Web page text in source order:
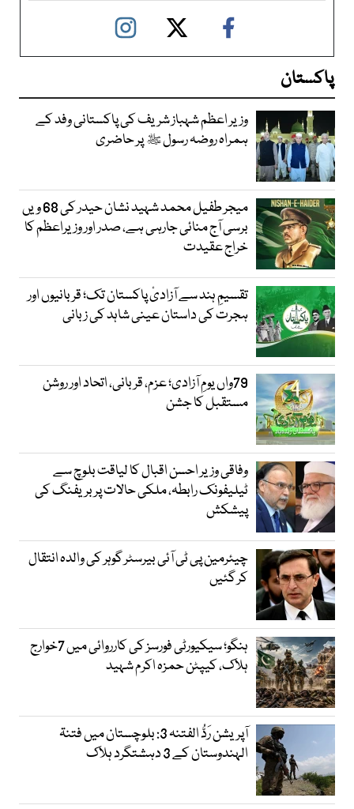
پاکستان
وزیر اعظم شہباز شریف کی پاکستانی وفد کے
ہمراہ روضہ رسول ﷺ پر حاضری
میجر طفیل محمد شہید نشان حیدر کی 68 ویں
برسی آج منائی جارہی ہے، صدر اور وزیراعظم کا
خراج عقیدت
تقسیمِ ہند سے آزادیٔ پاکستان تک؛ قربانیوں اور
ہجرت کی داستان عینی شاہد کی زبانی
79واں یومِ آزادی؛ عزم، قربانی، اتحاد اور روشن
مستقبل کا جشن
وفاقی وزیر احسن اقبال کا لیاقت بلوچ سے
ٹیلیفونک رابطہ، ملکی حالات پر بریفنگ کی
پیشکش
چیئرمین پی ٹی آئی بیرسٹر گوہر کی والدہ انتقال
کر گئیں
ہنگو؛ سیکیورٹی فورسز کی کارروائی میں 7خوارج
ہلاک، کیپٹن حمزہ اکرم شہید
آپریشن رَدُّ الفتنہ 3: بلوچستان میں فتنۃ
الہندوستان کے 3 دہشتگرد ہلاک